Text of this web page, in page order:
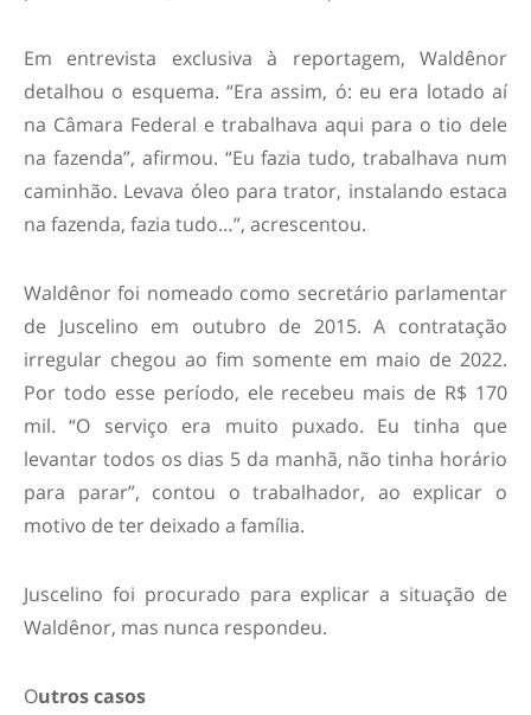
Em entrevista exclusiva à reportagem, Waldênor
detalhou o esquema. “Era assim, ó: eu era lotado aí
na Câmara Federal e trabalhava aqui para o tio dele
na fazenda”, afirmou. “Eu fazia tudo, trabalhava num
caminhão. Levava óleo para trator, instalando estaca
na fazenda, fazia tudo…”, acrescentou.
Waldênor foi nomeado como secretário parlamentar
de Juscelino em outubro de 2015. A contratação
irregular chegou ao fim somente em maio de 2022.
Por todo esse período, ele recebeu mais de R$ 170
mil. “O serviço era muito puxado. Eu tinha que
levantar todos os dias 5 da manhã, não tinha horário
para parar”, contou o trabalhador, ao explicar o
motivo de ter deixado a família.
Juscelino foi procurado para explicar a situação de
Waldênor, mas nunca respondeu.
Outros casos